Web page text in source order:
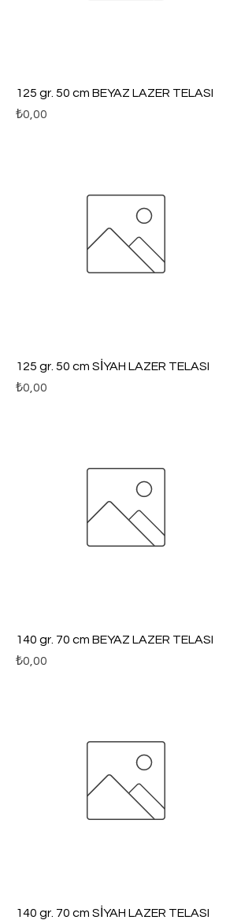
125 gr. 50 cm BEYAZ LAZER TELASI
Fiyat
₺0,00
125 gr. 50 cm SİYAH LAZER TELASI
Fiyat
₺0,00
140 gr. 70 cm BEYAZ LAZER TELASI
Fiyat
₺0,00
140 gr. 70 cm SİYAH LAZER TELASI